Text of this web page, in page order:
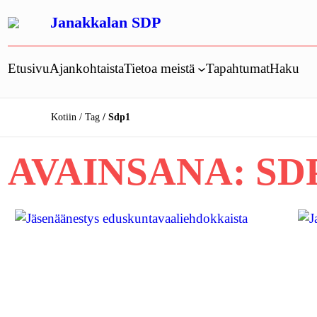
sisältöön
Janakkalan SDP
EtusivuAjankohtaistaTietoa meistä TapahtumatHaku
Kotiin Tag Sdp1
AVAINSANA: